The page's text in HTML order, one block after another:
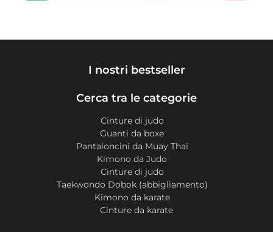
I nostri bestseller
Cerca tra le categorie
Cinture di judo
Guanti da boxe
Pantaloncini da Muay Thai
Kimono da Judo
Cinture di judo
Taekwondo Dobok (abbigliamento)
Kimono da karate
Cinture da karate